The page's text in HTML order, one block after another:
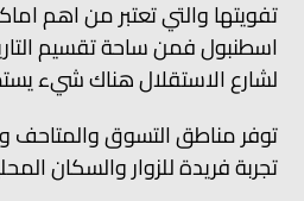
تفويتها والتي تعتبر من اهم
اسطنبول فمن ساحة تقسيم
لشارع الاستقلال هناك شيء
توفر مناطق التسوق والمتاحف
تجربة فريدة للزوار والسكان